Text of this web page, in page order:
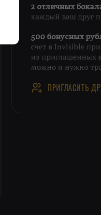
2 отличных
каждый ваш друг
500 бонусных
счет в Invisible
из приглашенных
можно и нужно
ПРИГЛАСИТЬ